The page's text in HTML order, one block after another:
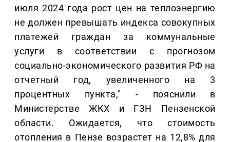
июля 2024 года рост цен на теплоэнергию
не должен превышать индекса совокупных
платежей граждан за коммунальные
услуги в соответствии с прогнозом
социально-экономического развития РФ на
отчетный год, увеличенного на 3
процентных пункта," - пояснили в
Министерстве ЖКХ и ГЗН Пензенской
области. Ожидается, что стоимость
отопления в Пензе возрастет на 12,8% для